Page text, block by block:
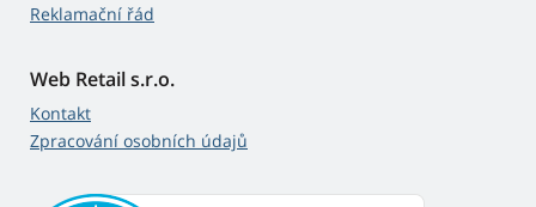
Reklamační řád
Web Retail s.r.o.
Kontakt
Zpracování osobních údajů